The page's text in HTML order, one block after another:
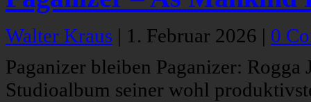
Walter Kraus | 1. Februar 2026 | 0
Paganizer bleiben Paganizer: Rogga
Studioalbum seiner wohl